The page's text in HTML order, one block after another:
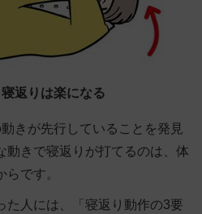
返りは楽になる
きが先行していることを発見
動きで寝返りが打てるのは、体
です。
た人には、「寝返り動作の3要